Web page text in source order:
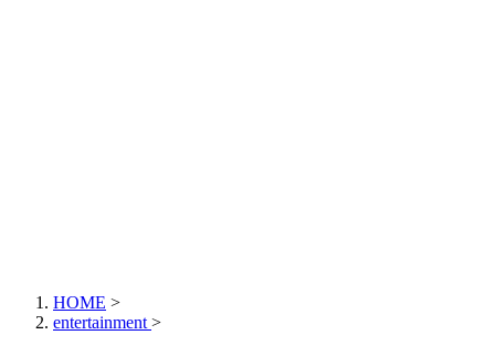
HOME >
entertainment >